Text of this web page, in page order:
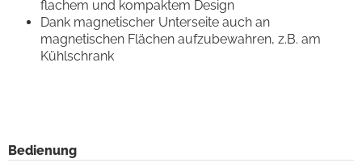
flachem und kompaktem Design
Dank magnetischer Unterseite auch an
magnetischen Flächen aufzubewahren, z.B. am
Kühlschrank
Bedienung